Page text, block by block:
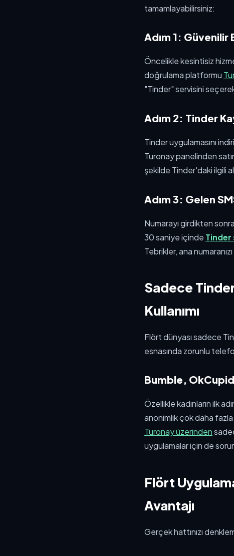
tamamlayabilirsiniz:
Adım 1:
Öncelikle kesintisiz
doğrulama platformu
"Tinder" servisini
Adım 2: Tinder
Tinder uygulamasını
Turonay panelinden satın
şekilde Tinder'daki ilgili
Adım 3: Gelen
Numarayı girdikten
30 saniye içinde Tinder
Tebrikler, ana
Sadece
Kullanımı
Flört dünyası sadece
esnasında zorunlu
Bumble, OkCupid
Özellikle kadınların ilk
anonimlik çok daha
Turonay üzerinden
uygulamalar için de
Flört
Avantajı
Gerçek hattınızı